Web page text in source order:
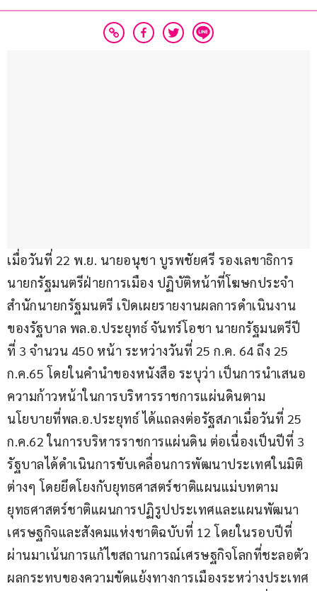
เมื่อวันที่ 22 พ.ย. นายอนุชา บูรพชัยศรี รองเลขาธิการ
นายกรัฐมนตรีฝ่ายการเมือง ปฏิบัติหน้าที่โฆษกประจำ
สำนักนายกรัฐมนตรี เปิดเผยรายงานผลการดำเนินงาน
ของรัฐบาล พล.อ.ประยุทธ์ จันทร์โอชา นายกรัฐมนตรีปี
ที่ 3 จำนวน 450 หน้า ระหว่างวันที่ 25 ก.ค. 64 ถึง 25
ก.ค.65 โดยในคำนำของหนังสือ ระบุว่า เป็นการนำเสนอ
ความก้าวหน้าในการบริหารราชการแผ่นดินตาม
นโยบายที่พล.อ.ประยุทธ์ ได้แถลงต่อรัฐสภาเมื่อวันที่ 25
ก.ค.62 ในการบริหารราชการแผ่นดิน ต่อเนื่องเป็นปีที่ 3
รัฐบาลได้ดำเนินการขับเคลื่อนการพัฒนาประเทศในมิติ
ต่างๆ โดยยึดโยงกับยุทธศาสตร์ชาติแผนแม่บทตาม
ยุทธศาสตร์ชาติแผนการปฏิรูปประเทศและแผนพัฒนา
เศรษฐกิจและสังคมแห่งชาติฉบับที่ 12 โดยในรอบปีที่
ผ่านมาเน้นการแก้ไขสถานการณ์เศรษฐกิจโลกที่ชะลอตัว
ผลกระทบของความขัดแย้งทางการเมืองระหว่างประเทศ